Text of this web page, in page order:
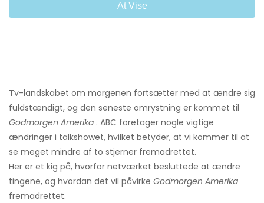
At Vise
Tv-landskabet om morgenen fortsætter med at ændre sig
fuldstændigt, og den seneste omrystning er kommet til
Godmorgen Amerika . ABC foretager nogle vigtige
ændringer i talkshowet, hvilket betyder, at vi kommer til at
se meget mindre af to stjerner fremadrettet.
Her er et kig på, hvorfor netværket besluttede at ændre
tingene, og hvordan det vil påvirke Godmorgen Amerika
fremadrettet.